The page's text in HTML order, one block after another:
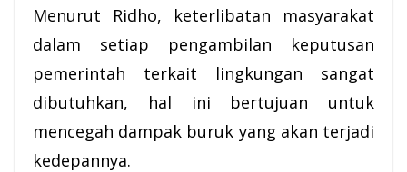
Menurut Ridho, keterlibatan masyarakat
dalam setiap pengambilan keputusan
pemerintah terkait lingkungan sangat
dibutuhkan, hal ini bertujuan untuk
mencegah dampak buruk yang akan terjadi
kedepannya.